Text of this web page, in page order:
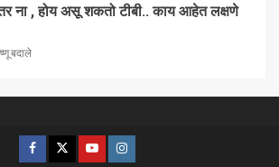
ना , होय असू शकतो टीबी.. काय आहेत लक्षणे
बदाले